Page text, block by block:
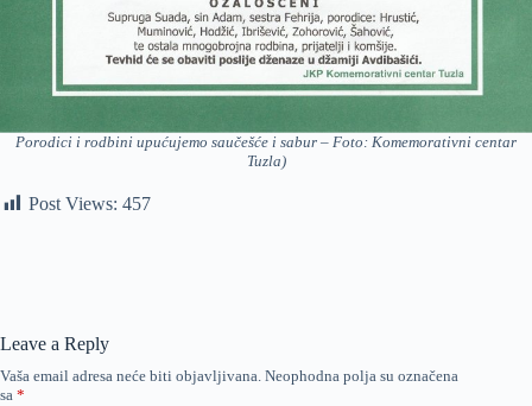
Porodici i rodbini upućujemo saučešće i sabur – Foto: Komemorativni centar
Tuzla)
Post Views: 457
Leave a Reply
Vaša email adresa neće biti objavljivana. Neophodna polja su označena
sa *